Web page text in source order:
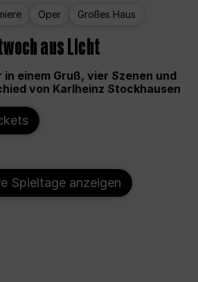
Oper Großes Haus
aus Licht
in einem Gruß, vier Szenen und
von Karlheinz Stockhausen
Spieltage anzeigen